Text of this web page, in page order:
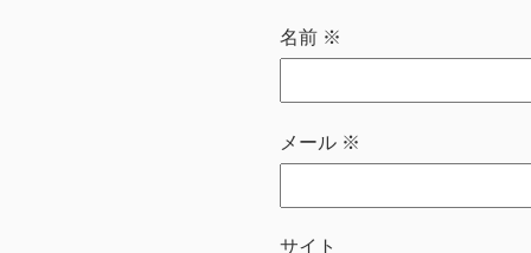
名前 ※
メール ※
サイト